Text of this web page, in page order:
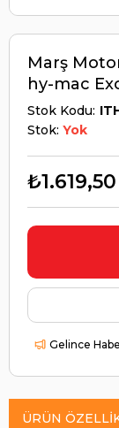
Marş
hy-mac
Stok Kodu
Stok: Yok
₺1.619,50
Gelince
ÜRÜN